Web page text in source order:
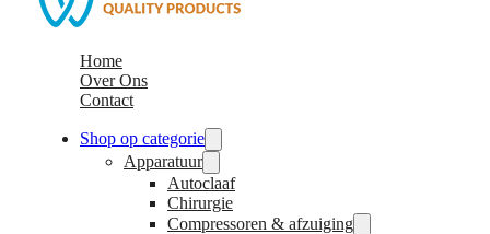
Home
Over Ons
Contact
Shop op categorie
Apparatuur
Autoclaaf
Chirurgie
Compressoren & afzuiging